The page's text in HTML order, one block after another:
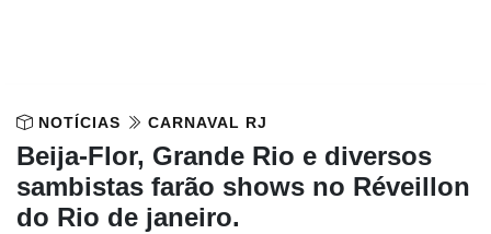
NOTÍCIAS CARNAVAL RJ
Beija-Flor, Grande Rio e diversos
sambistas farão shows no Réveillon
do Rio de janeiro.